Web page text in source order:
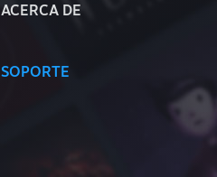
ACERCA DE
SOPORTE